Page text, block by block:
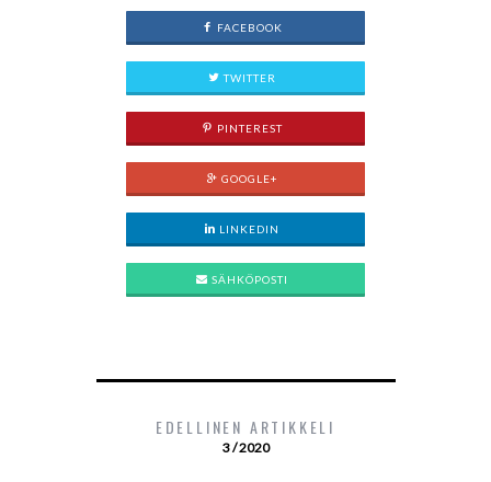
FACEBOOK
TWITTER
PINTEREST
GOOGLE+
LINKEDIN
SÄHKÖPOSTI
EDELLINEN ARTIKKELI
3 / 2020